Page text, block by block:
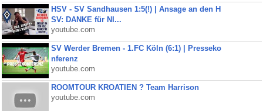
HSV - SV Sandhausen 1:5(!) | Ansage an den H
SV: DANKE für NI...
youtube.com
SV Werder Bremen - 1.FC Köln (6:1) | Presseko
nferenz
youtube.com
ROOMTOUR KROATIEN ? Team Harrison
youtube.com